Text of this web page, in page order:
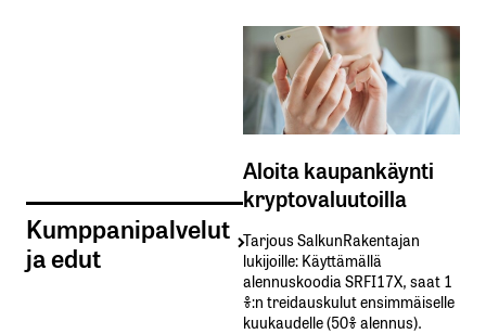
Kumppanipalvelut
ja edut
Aloita kaupankäynti
kryptovaluutoilla
Tarjous SalkunRakentajan
lukijoille: Käyttämällä​ ​
alennuskoodia​ ​SRFI17X,​ ​saat​ ​1
%:n treidauskulut​ ​ensimmäiselle​ ​
kuukaudelle​ ​(50%​ ​alennus).